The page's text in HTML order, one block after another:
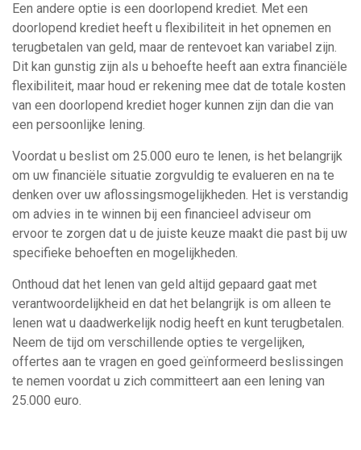
Een andere optie is een doorlopend krediet. Met een
doorlopend krediet heeft u flexibiliteit in het opnemen en
terugbetalen van geld, maar de rentevoet kan variabel zijn.
Dit kan gunstig zijn als u behoefte heeft aan extra financiële
flexibiliteit, maar houd er rekening mee dat de totale kosten
van een doorlopend krediet hoger kunnen zijn dan die van
een persoonlijke lening.
Voordat u beslist om 25.000 euro te lenen, is het belangrijk
om uw financiële situatie zorgvuldig te evalueren en na te
denken over uw aflossingsmogelijkheden. Het is verstandig
om advies in te winnen bij een financieel adviseur om
ervoor te zorgen dat u de juiste keuze maakt die past bij uw
specifieke behoeften en mogelijkheden.
Onthoud dat het lenen van geld altijd gepaard gaat met
verantwoordelijkheid en dat het belangrijk is om alleen te
lenen wat u daadwerkelijk nodig heeft en kunt terugbetalen.
Neem de tijd om verschillende opties te vergelijken,
offertes aan te vragen en goed geïnformeerd beslissingen
te nemen voordat u zich committeert aan een lening van
25.000 euro.